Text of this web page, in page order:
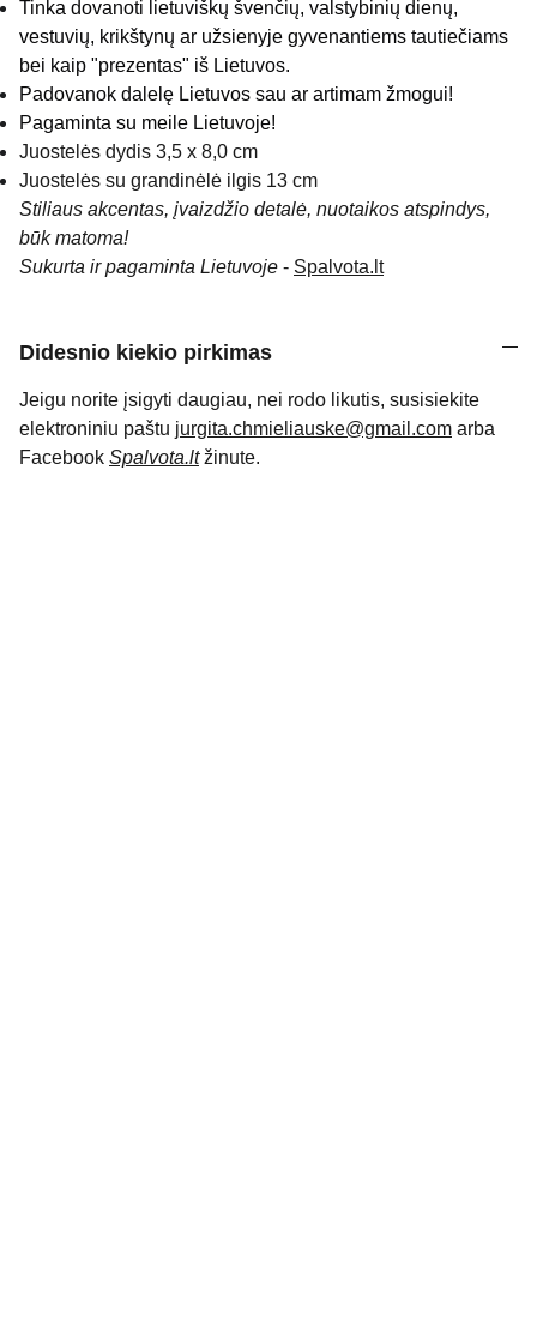
Tinka dovanoti lietuviškų švenčių, valstybinių dienų,
vestuvių, krikštynų ar užsienyje gyvenantiems tautiečiams
bei kaip "prezentas" iš Lietuvos.
Padovanok dalelę Lietuvos sau ar artimam žmogui!
Pagaminta su meile Lietuvoje!
Juostelės dydis 3,5 x 8,0 cm
Juostelės su grandinėlė ilgis 13 cm
Stiliaus akcentas, įvaizdžio detalė, nuotaikos atspindys,
būk matoma!
Sukurta ir pagaminta Lietuvoje - Spalvota.lt
Didesnio kiekio pirkimas
Jeigu norite įsigyti daugiau, nei rodo likutis, susisiekite
elektroniniu paštu jurgita.chmieliauske@gmail.com arba
Facebook Spalvota.lt žinute.